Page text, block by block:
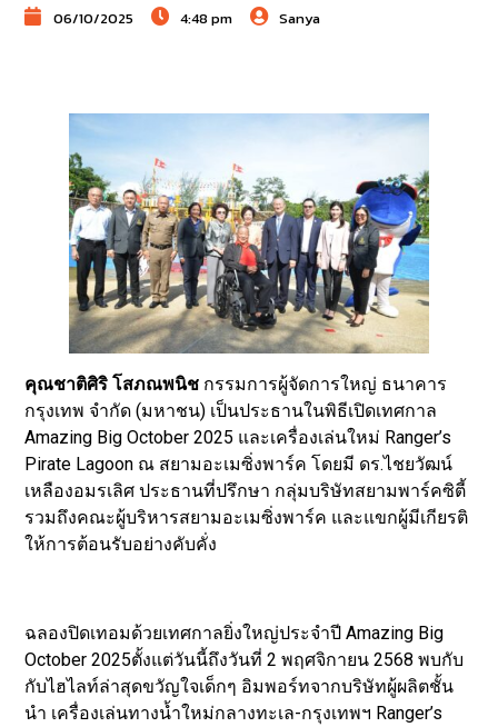
06/10/2025 4:48 pm Sanya
คุณชาติศิริ โสภณพนิช กรรมการผู้จัดการใหญ่ ธนาคาร
กรุงเทพ จำกัด (มหาชน) เป็นประธานในพิธีเปิดเทศกาล
Amazing Big October 2025 และเครื่องเล่นใหม่ Ranger’s
Pirate Lagoon ณ สยามอะเมซิ่งพาร์ค โดยมี ดร.ไชยวัฒน์
เหลืองอมรเลิศ ประธานที่ปรึกษา กลุ่มบริษัทสยามพาร์คซิตี้
รวมถึงคณะผู้บริหารสยามอะเมซิ่งพาร์ค และแขกผู้มีเกียรติ
ให้การต้อนรับอย่างคับคั่ง
ฉลองปิดเทอมด้วยเทศกาลยิ่งใหญ่ประจำปี Amazing Big
October 2025ตั้งแต่วันนี้ถึงวันที่ 2 พฤศจิกายน 2568 พบกับ
กับไฮไลท์ล่าสุดขวัญใจเด็กๆ อิมพอร์ทจากบริษัทผู้ผลิตชั้น
นำ เครื่องเล่นทางน้ำใหม่กลางทะเล-กรุงเทพฯ Ranger’s